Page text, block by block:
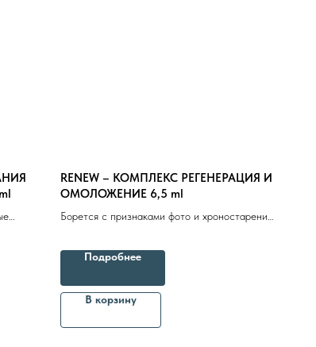
RENEW – КОМПЛЕКС РЕГЕНЕРАЦИЯ И
ОМОЛОЖЕНИЕ 6,5 ml
Борется с признаками фото и хроностарения.
потенциала кожи
Подробнее
В корзину
косметолога Доставка